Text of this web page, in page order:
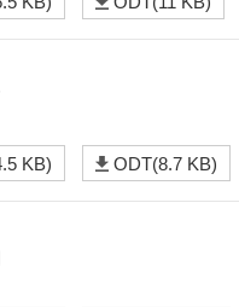
KB)
ODT(8.7 KB)